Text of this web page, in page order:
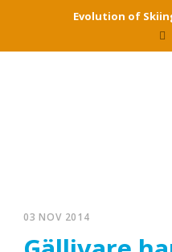
Evolution of
03 NOV 2014